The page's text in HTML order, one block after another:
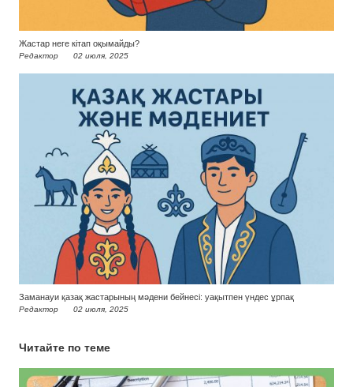
Жастар неге кітап оқымайды?
Редактор 02 июля, 2025
Заманауи қазақ жастарының мәдени бейнесі: уақытпен үндес ұрпақ
Редактор 02 июля, 2025
Читайте по теме